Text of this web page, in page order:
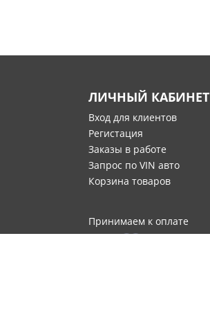
ЛИЧНЫЙ КАБИНЕТ
Вход для клиентов
Регистация
Заказы в работе
Запрос по VIN авто
Корзина товаров
Принимаем к оплате